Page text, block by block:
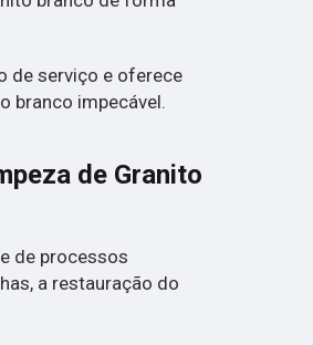
de serviço e oferece
branco impecável.
de Granito
de processos
a restauração do